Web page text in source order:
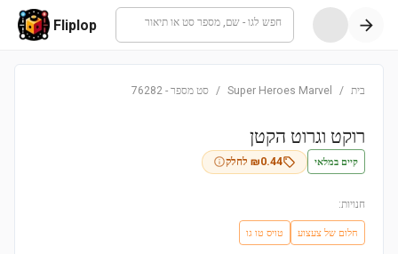
חפש לגו - שם, מספר סט או תיאור Fliplop
בית /
Super Heroes Marvel
/ סט מספר -
76282
רוקט וגרוט הקטן
קיים במלאי ₪0.44 לחלק
חנויות:
חלום של צעצוע טויס טו גו